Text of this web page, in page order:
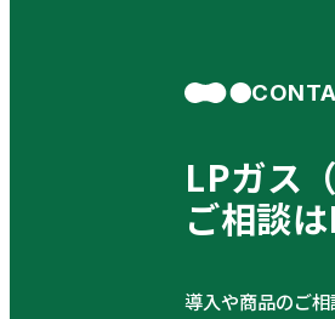
LPガス
ご相談
導入や商品のご